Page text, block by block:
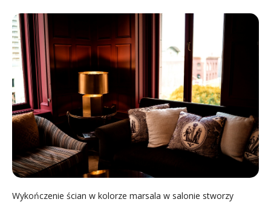
Wykończenie ścian w kolorze marsala w salonie stworzy